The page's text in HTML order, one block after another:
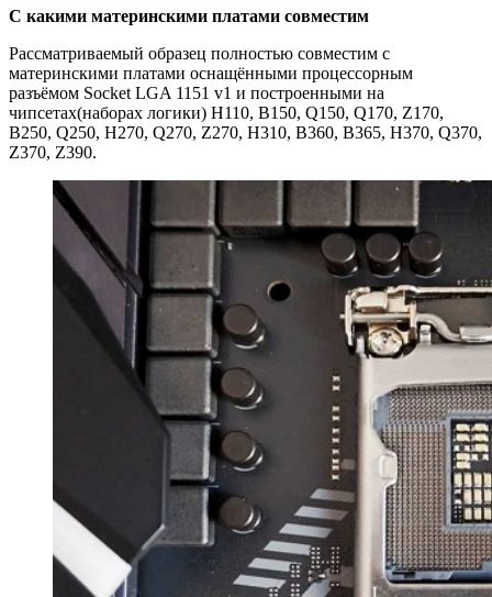
С какими материнскими платами совместим
Рассматриваемый образец полностью совместим с
материнскими платами оснащёнными процессорным
разъёмом Socket LGA 1151 v1 и построенными на
чипсетах(наборах логики) H110, B150, Q150, Q170, Z170,
B250, Q250, H270, Q270, Z270, H310, B360, B365, H370, Q370,
Z370, Z390.